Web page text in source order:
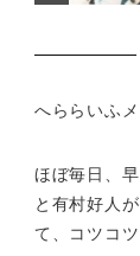
へららいふ
ほぼ毎日、
と有村好人
て、 コツコ